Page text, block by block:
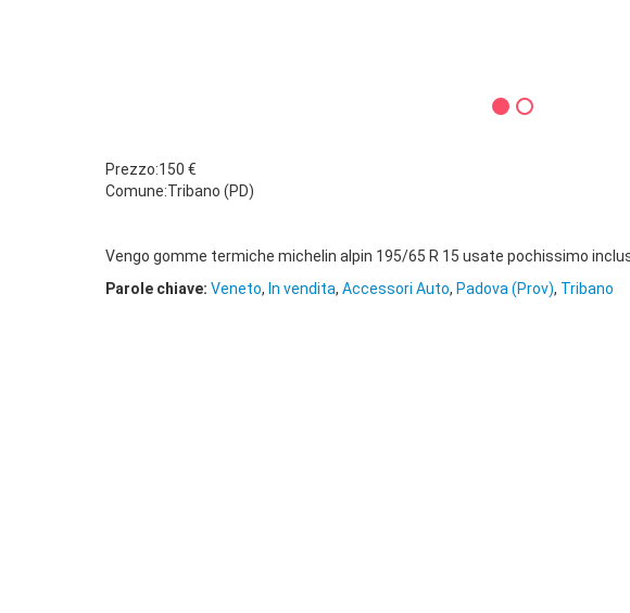
Prezzo:150 €
Comune:Tribano (PD)
Vengo gomme termiche michelin alpin 195/65 R 15 usate pochissimo
Parole chiave: Veneto, In vendita, Accessori Auto, Padova (Prov), Tribano